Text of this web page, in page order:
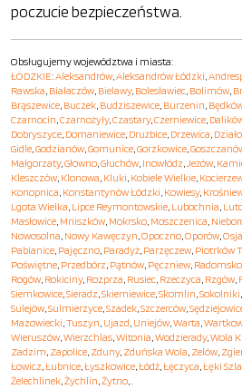
poczucie bezpieczeństwa.
Obsługujemy województwa i miasta:
ŁÓDZKIE:Aleksandrów,Aleksandrów Łódzki,
Rawska, Białaczów, Bielawy, Bolesławiec, Bolimów,
Brąszewice, Buczek, Budziszewice, Burzenin,
Czarnocin,Czarnożyły,Czastary,Czerniewice,
Dobryszyce, Domaniewice, Drużbice, Drzewica,
Gidle,Godzianów,Gomunice,Gorzkowice,
Małgorzaty,Głowno,Głuchów, Inowłódz,Jeżów,
Kleszczów, Klonowa, Kluki, Kobiele Wielkie,
Konopnica, Konstantynów Łódzki, Kowiesy,
Lgota Wielka, Lipce Reymontowskie, Lubochnia,
Masłowice, Mniszków, Mokrsko, Moszczenica,
Nowosolna, Nowy Kawęczyn,Opoczno,Oporów,
Pabianice, Pajęczno, Paradyż, Parzęczew, Piotrków
Poświętne, Przedbórz, Pątnów, Pęczniew, Radomsko
Rogów, Rokiciny, Rozprza, Rusiec, Rzeczyca, Rzgów,
Siemkowice,Sieradz,Skierniewice,Skomlin,Sokolniki,
Sulejów,Sulmierzyce,Szadek,Szczerców,
Mazowiecki,Tuszyn, Ujazd, Uniejów,Warta,
Wieruszów,Wierzchlas,Witonia,Wodzierady,Wola
Zadzim, Zapolice, Zduny, Zduńska Wola, Zelów,
Łowicz,Łubnice,Łyszkowice,Łódź,Łęczyca,Łęki
Żelechlinek,Żychlin,Żytno, .